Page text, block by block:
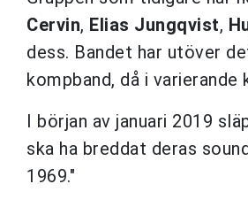
Cervin, Elias Jungqvist,
dess. Bandet har utöver
kompband, då i
I början av januari 2019
ska ha breddat deras
1969."